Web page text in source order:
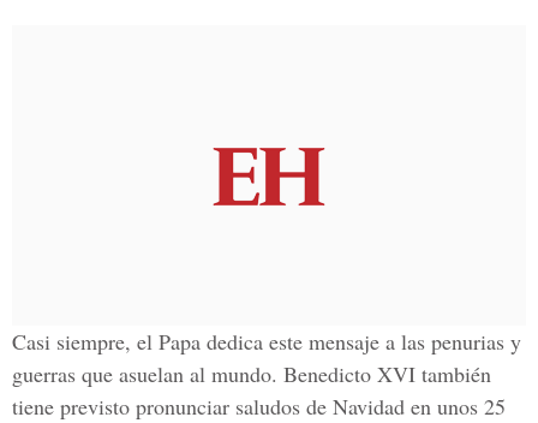
Casi siempre, el Papa dedica este mensaje a las penurias y
guerras que asuelan al mundo. Benedicto XVI también
tiene previsto pronunciar saludos de Navidad en unos 25